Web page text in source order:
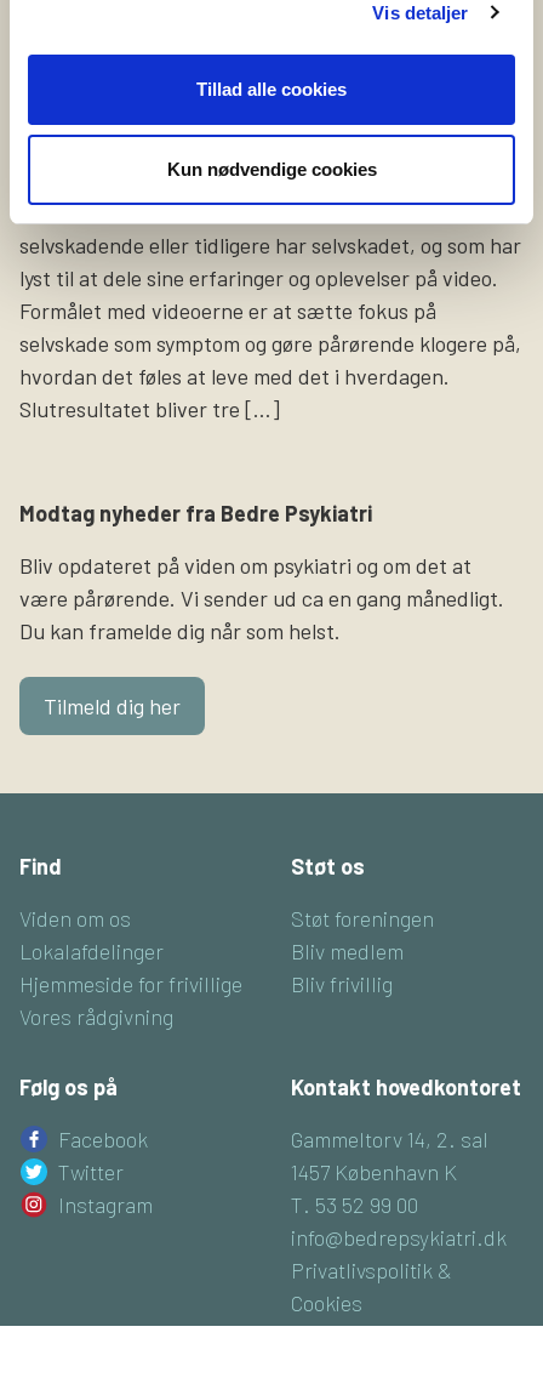
Vis detaljer
Tillad alle cookies
Kun nødvendige cookies
udviklingsforstyrrelse. Hvad er PårørendeKurset?
PårørendeKurset er […]
20. maj 2025
Vil du fortælle om selvskade?
Vi leder netop nu efter en person, som er
selvskadende eller tidligere har selvskadet, og som har
lyst til at dele sine erfaringer og oplevelser på video.
Formålet med videoerne er at sætte fokus på
selvskade som symptom og gøre pårørende klogere på,
hvordan det føles at leve med det i hverdagen.
Slutresultatet bliver tre […]
Modtag nyheder fra Bedre Psykiatri
Bliv opdateret på viden om psykiatri og om det at
være pårørende. Vi sender ud ca en gang månedligt.
Du kan framelde dig når som helst.
Tilmeld dig her
Find
Viden om os
Lokalafdelinger
Hjemmeside for frivillige
Vores rådgivning
Støt os
Støt foreningen
Bliv medlem
Bliv frivillig
Følg os på
Facebook
Twitter
Instagram
Kontakt hovedkontoret
Gammeltorv 14, 2. sal
1457 København K
T. 53 52 99 00
info@bedrepsykiatri.dk
Privatlivspolitik &
Cookies
CVR: 16800074